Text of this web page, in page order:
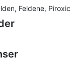
Feldene,